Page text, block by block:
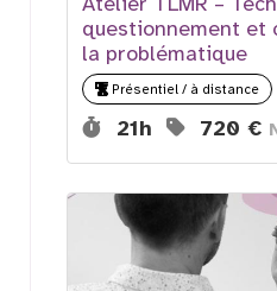
questionnement et
la problématique
Présentiel / à distance
Durée :
21h Prix :
720 €